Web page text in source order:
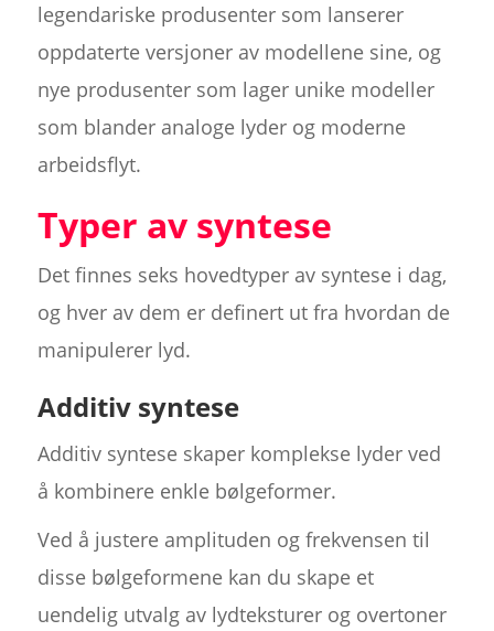
legendariske produsenter som lanserer
oppdaterte versjoner av modellene sine, og
nye produsenter som lager unike modeller
som blander analoge lyder og moderne
arbeidsflyt.
Typer av syntese
Det finnes seks hovedtyper av syntese i dag,
og hver av dem er definert ut fra hvordan de
manipulerer lyd.
Additiv syntese
Additiv syntese skaper komplekse lyder ved
å kombinere enkle bølgeformer.
Ved å justere amplituden og frekvensen til
disse bølgeformene kan du skape et
uendelig utvalg av lydteksturer og overtoner